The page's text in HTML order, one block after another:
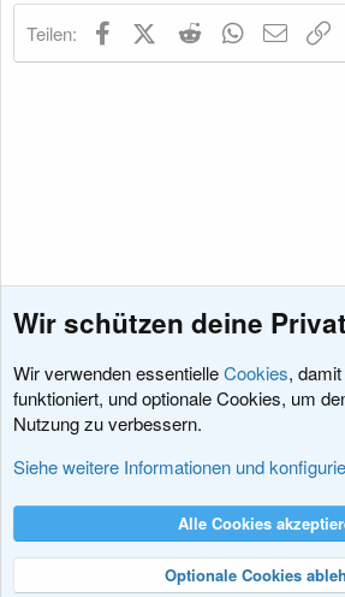
Teilen: FacebookX (Twitter)
Reddit WhatsApp
E-Mail
Fragen vor dem Kauf
Nutzungsbedingungen
R
Wir schützen deine
Wir verwenden essentielleCookies,
funktioniert, und optionale Cookies, um
Nutzung zu verbessern.
Siehe weitere Informationen und
Alle Cookies
Optionale Cookies